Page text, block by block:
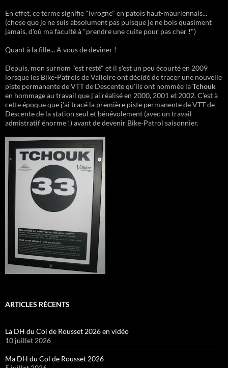
En effet, ce terme signifie "ivrogne" en patois haut-mauriennais...
(chose que je ne suis absolument pas puisque je ne bois quasiment
jamais, d'où ma faculté à "prendre une cuite pour pas cher !")
Quant à la fille... A vous de deviner !
Depuis, mon surnom "est resté" et il s'est un peu écourté en 2009
lorsque les Bike-Patrols de Valloire ont décidé de tracer une nouvelle
piste permanente de VTT de Descente qu'ils ont nommée laTchouk
en hommage au travail que j'ai réalisé en 2000, 2001 et 2002. C'est à
cette époque que j'ai tracé la première piste permanente de VTT de
Descente de la station seul et bénévolement (avec un travail
admistratif énorme !) avant de devenir Bike-Patrol saisonnier.
ARTICLES RÉCENTS
La DH du Col de Rousset 2026 en vidéo
10 juillet 2026
Ma DH du Col de Rousset 2026